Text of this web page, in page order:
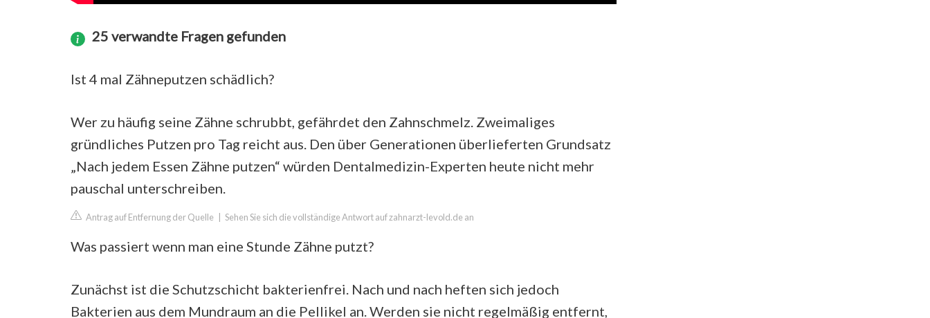
25 verwandte Fragen gefunden
Ist 4 mal Zähneputzen schädlich?
Wer zu häufig seine Zähne schrubbt, gefährdet den Zahnschmelz. Zweimaliges
gründliches Putzen pro Tag reicht aus. Den über Generationen überlieferten Grundsatz
„Nach jedem Essen Zähne putzen“ würden Dentalmedizin-Experten heute nicht mehr
pauschal unterschreiben.
Antrag auf Entfernung der Quelle Sehen Sie sich die vollständige Antwort auf zahnarzt-levold.de an
Was passiert wenn man eine Stunde Zähne putzt?
Zunächst ist die Schutzschicht bakterienfrei. Nach und nach heften sich jedoch
Bakterien aus dem Mundraum an die Pellikel an. Werden sie nicht regelmäßig entfernt,